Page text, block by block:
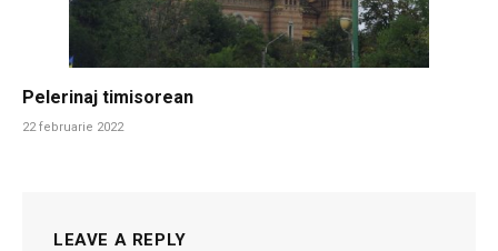
Pelerinaj timisorean
22 februarie 2022
LEAVE A REPLY